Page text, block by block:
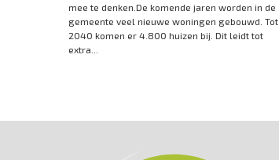
mee te denken.De komende jaren worden in de
gemeente veel nieuwe woningen gebouwd. Tot
2040 komen er 4.800 huizen bij. Dit leidt tot
extra...